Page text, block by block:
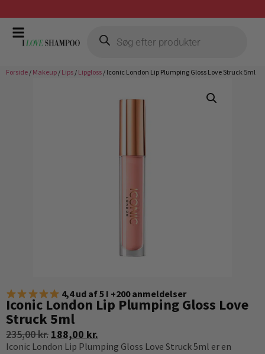
Gratis fragt ved køb over 399,-
Forside / Makeup / Lips / Lipgloss / Iconic London Lip Plumping Gloss Love Struck 5ml
4,4 ud af 5 I +200 anmeldelser
Iconic London Lip Plumping Gloss Love
Struck 5ml
235,00kr. 188,00 kr.
Iconic London Lip Plumping Gloss Love Struck 5ml er en